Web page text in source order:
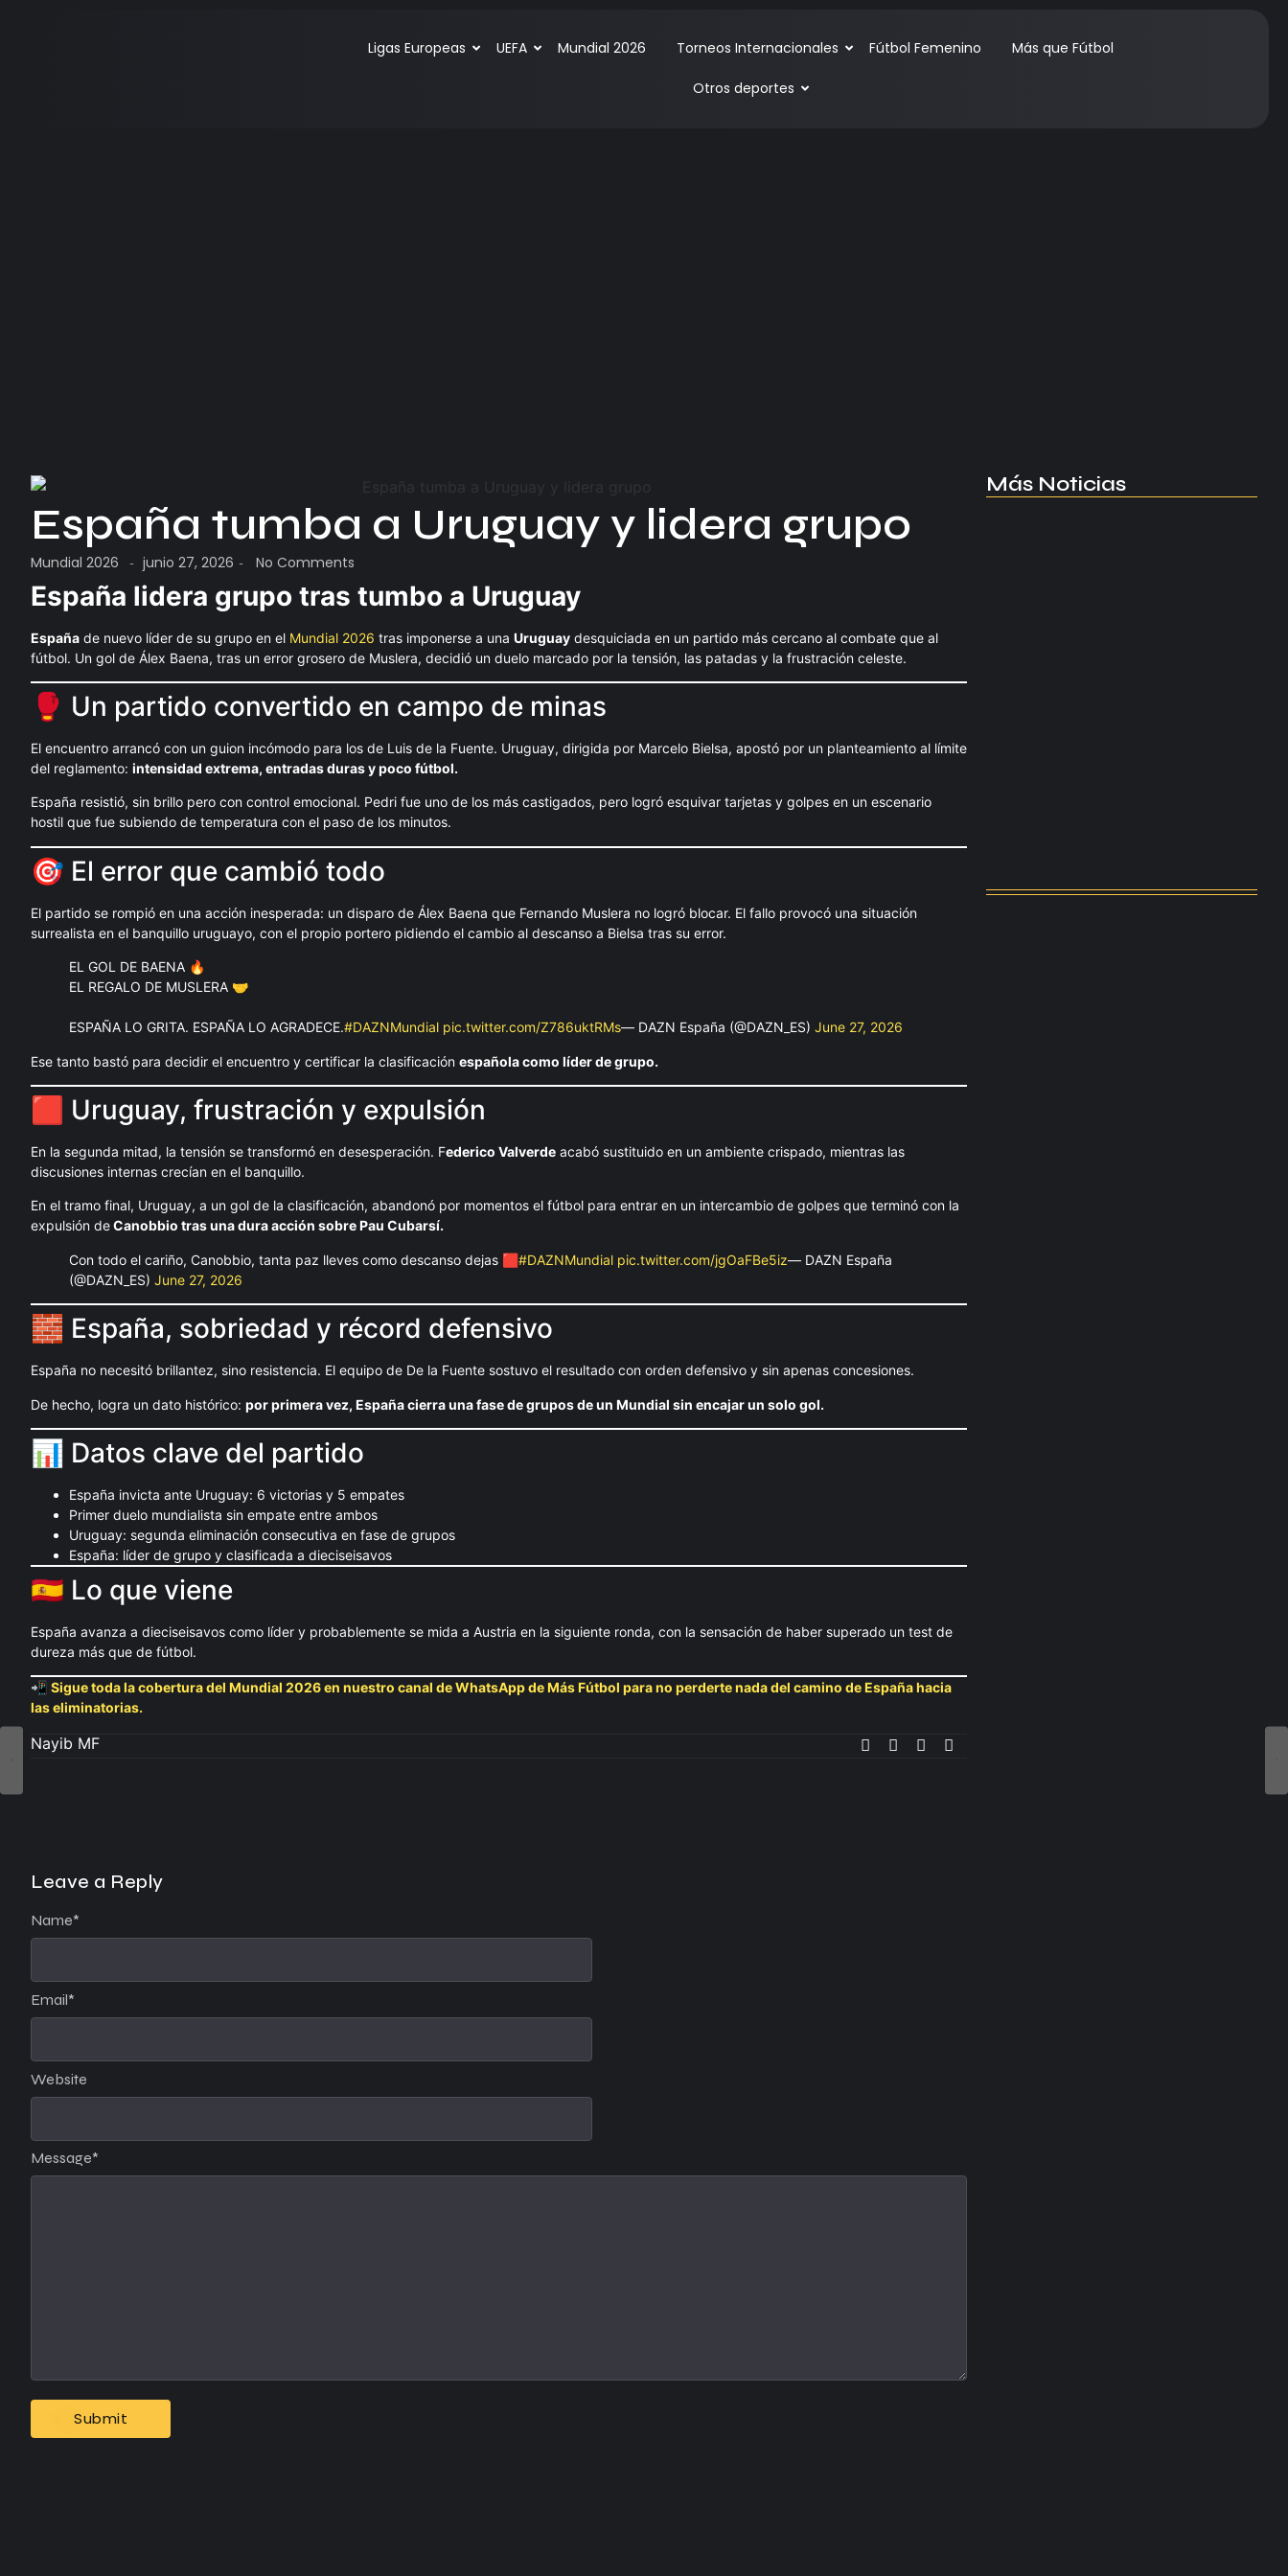
Ligas Europeas UEFA Mundial 2026 Torneos Internacionales Fútbol Femenino Más que Fútbol
Otros deportes
España tumba a Uruguay y lidera grupo
Mundial 2026 - junio 27, 2026 - No Comments
España lidera grupo tras tumbo a Uruguay
España de nuevo líder de su grupo en el Mundial 2026 tras imponerse a una Uruguay desquiciada en un partido más cercano al combate que al
fútbol. Un gol de Álex Baena, tras un error grosero de Muslera, decidió un duelo marcado por la tensión, las patadas y la frustración celeste.
🥊 Un partido convertido en campo de minas
El encuentro arrancó con un guion incómodo para los de Luis de la Fuente. Uruguay, dirigida por Marcelo Bielsa, apostó por un planteamiento al límite
del reglamento: intensidad extrema, entradas duras y poco fútbol.
España resistió, sin brillo pero con control emocional. Pedri fue uno de los más castigados, pero logró esquivar tarjetas y golpes en un escenario
hostil que fue subiendo de temperatura con el paso de los minutos.
🎯 El error que cambió todo
El partido se rompió en una acción inesperada: un disparo de Álex Baena que Fernando Muslera no logró blocar. El fallo provocó una situación
surrealista en el banquillo uruguayo, con el propio portero pidiendo el cambio al descanso a Bielsa tras su error.
EL GOL DE BAENA 🔥
EL REGALO DE MUSLERA 🤝
ESPAÑA LO GRITA. ESPAÑA LO AGRADECE.#DAZNMundial pic.twitter.com/Z786uktRMs— DAZN España (@DAZN_ES) June 27, 2026
Ese tanto bastó para decidir el encuentro y certificar la clasificación española como líder de grupo.
🟥 Uruguay, frustración y expulsión
En la segunda mitad, la tensión se transformó en desesperación. Federico Valverde acabó sustituido en un ambiente crispado, mientras las
discusiones internas crecían en el banquillo.
En el tramo final, Uruguay, a un gol de la clasificación, abandonó por momentos el fútbol para entrar en un intercambio de golpes que terminó con la
expulsión deCanobbio tras una dura acción sobre Pau Cubarsí.
Con todo el cariño, Canobbio, tanta paz lleves como descanso dejas 🟥 #DAZNMundial pic.twitter.com/jgOaFBe5iz— DAZN España
(@DAZN_ES) June 27, 2026
🧱 España, sobriedad y récord defensivo
España no necesitó brillantez, sino resistencia. El equipo de De la Fuente sostuvo el resultado con orden defensivo y sin apenas concesiones.
De hecho, logra un dato histórico: por primera vez, España cierra una fase de grupos de un Mundial sin encajar un solo gol.
📊 Datos clave del partido
España invicta ante Uruguay: 6 victorias y 5 empates
Primer duelo mundialista sin empate entre ambos
Uruguay: segunda eliminación consecutiva en fase de grupos
España: líder de grupo y clasificada a dieciseisavos
🇪🇸 Lo que viene
España avanza a dieciseisavos como líder y probablemente se mida a Austria en la siguiente ronda, con la sensación de haber superado un test de
dureza más que de fútbol.
📲 Sigue toda la cobertura del Mundial 2026 en nuestro canal de WhatsApp de Más Fútbol para no perderte nada del camino de España hacia
las eliminatorias.
Nayib MF
Leave a Reply
Message*
Name*
Email*
Website
Más Noticias